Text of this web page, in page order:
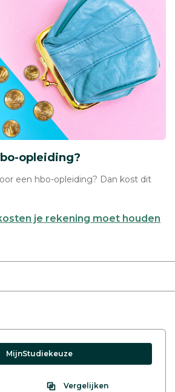
opleiding?
een hbo-opleiding? Dan kost dit
je rekening moet houden
MijnStudiekeuze
Vergelijken